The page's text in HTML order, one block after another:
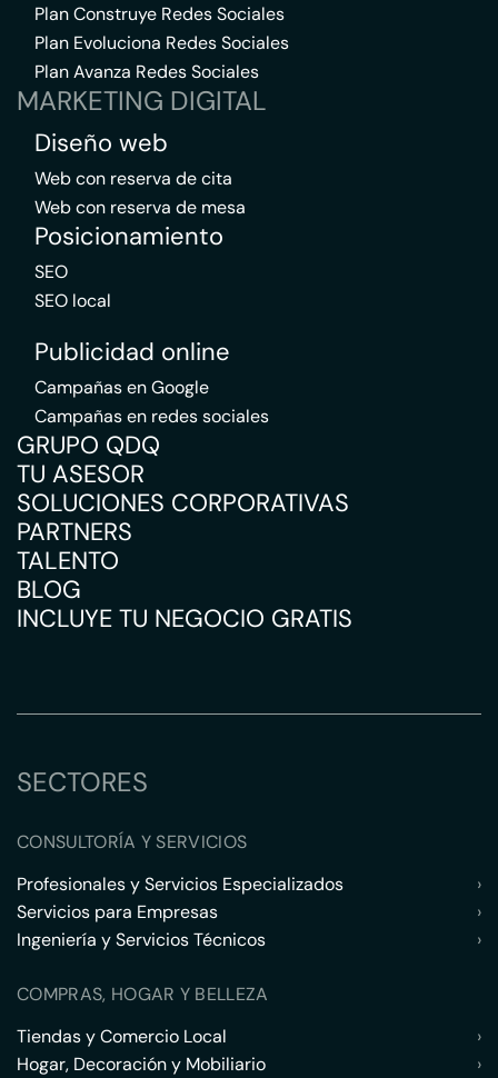
Plan Construye Redes Sociales
Plan Evoluciona Redes Sociales
Plan Avanza Redes Sociales
MARKETING DIGITAL
Diseño web
Web con reserva de cita
Web con reserva de mesa
Posicionamiento
SEO
SEO local
Publicidad online
Campañas en Google
Campañas en redes sociales
GRUPO QDQ
TU ASESOR
SOLUCIONES CORPORATIVAS
PARTNERS
TALENTO
BLOG
INCLUYE TU NEGOCIO GRATIS
SECTORES
CONSULTORÍA Y SERVICIOS
Profesionales y Servicios Especializados
›
Servicios para Empresas
›
Ingeniería y Servicios Técnicos
›
COMPRAS, HOGAR Y BELLEZA
Tiendas y Comercio Local
›
Hogar, Decoración y Mobiliario
›